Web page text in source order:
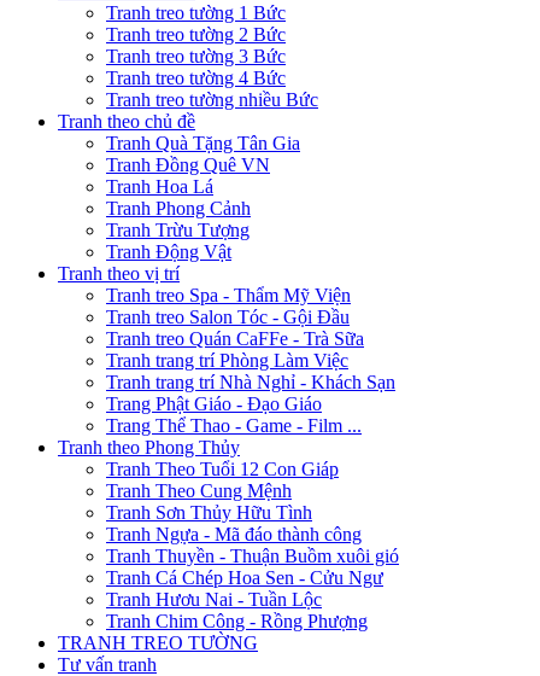
Tranh treo tường 1 Bức
Tranh treo tường 2 Bức
Tranh treo tường 3 Bức
Tranh treo tường 4 Bức
Tranh treo tường nhiều Bức
Tranh theo chủ đề
Tranh Quà Tặng Tân Gia
Tranh Đồng Quê VN
Tranh Hoa Lá
Tranh Phong Cảnh
Tranh Trừu Tượng
Tranh Động Vật
Tranh theo vị trí
Tranh treo Spa - Thẩm Mỹ Viện
Tranh treo Salon Tóc - Gội Đầu
Tranh treo Quán CaFFe - Trà Sữa
Tranh trang trí Phòng Làm Việc
Tranh trang trí Nhà Nghỉ - Khách Sạn
Trang Phật Giáo - Đạo Giáo
Trang Thể Thao - Game - Film ...
Tranh theo Phong Thủy
Tranh Theo Tuổi 12 Con Giáp
Tranh Theo Cung Mệnh
Tranh Sơn Thủy Hữu Tình
Tranh Ngựa - Mã đáo thành công
Tranh Thuyền - Thuận Buồm xuôi gió
Tranh Cá Chép Hoa Sen - Cửu Ngư
Tranh Hươu Nai - Tuần Lộc
Tranh Chim Công - Rồng Phượng
TRANH TREO TƯỜNG
Tư vấn tranh